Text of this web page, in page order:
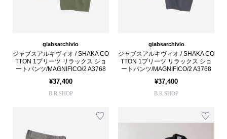
giabsarchivio
ジャブスアルキヴィオ / SHAKA CO
TTON 1プリーツ リラックス ショ
ートパンツ/MAGNIFICO/2 A3768
¥37,400
B.R.SHOP
giabsarchivio
ジャブスアルキヴィオ / SHAKA CO
TTON 1プリーツ リラックス ショ
ートパンツ/MAGNIFICO/2 A3768
¥37,400
B.R.SHOP